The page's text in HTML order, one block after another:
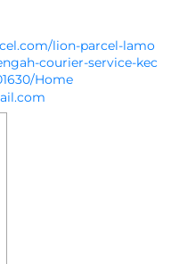
lion-parcel-lamo
courier-service-kec
Home